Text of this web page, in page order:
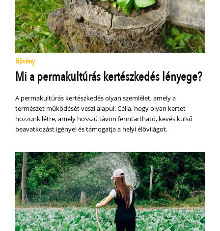
Növény
Mi a permakultúrás kertészkedés lényege?
A permakultúrás kertészkedés olyan szemlélet, amely a
természet működését veszi alapul. Célja, hogy olyan kertet
hozzunk létre, amely hosszú távon fenntartható, kevés külső
beavatkozást igényel és támogatja a helyi élővilágot.